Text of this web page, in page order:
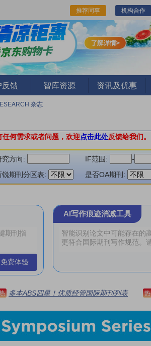
推荐同事 机构合作
馈 智库资源 资讯及优惠
杂志
何需求或者问题，欢迎点击此处反馈给我们。
究方向: IF范围: -
锐期刊分区表: 是否OA期刊:
免费体验
AI写作痕迹消减工具
多本ABS四星！优质经管国际期刊列表 热